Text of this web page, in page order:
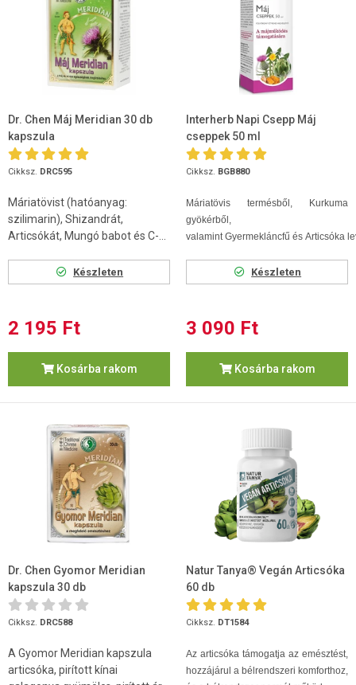
Dr. Chen Máj Meridian 30 db
kapszula
Cikksz. DRC595
Máriatövist (hatóanyag:
szilimarin), Shizandrát,
Articsókát, Mungó babot és C-...
Készleten
2 195 Ft
Kosárba rakom
Interherb Napi Csepp Máj
cseppek 50 ml
Cikksz. BGB880
Máriatövis termésből, Kurkuma
gyökérből,
valamint Gyermekláncfű és Articsóka
Készleten
3 090 Ft
Kosárba rakom
Dr. Chen Gyomor Meridian
kapszula 30 db
Cikksz. DRC588
A Gyomor Meridian kapszula
articsóka, pirított kínai
Natur Tanya® Vegán Articsóka
60 db
Cikksz. DT1584
Az articsóka támogatja az emésztést,
hozzájárul a bélrendszeri komforthoz,